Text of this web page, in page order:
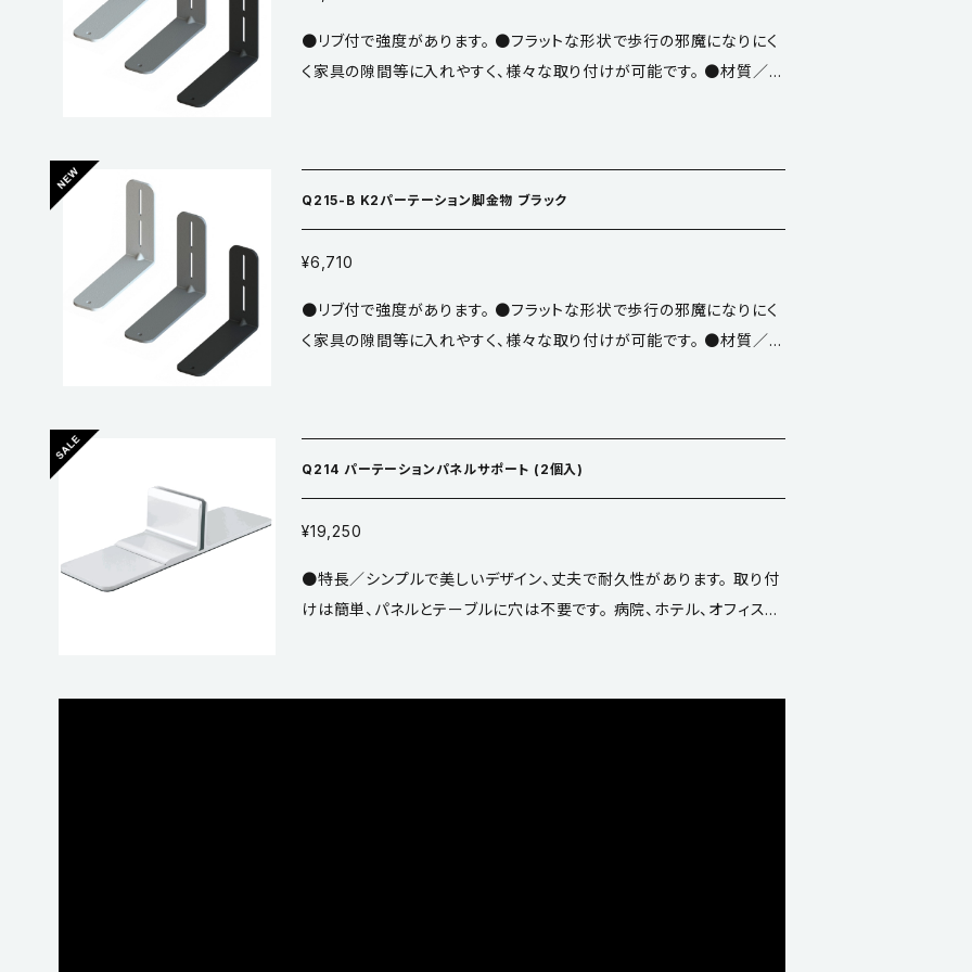
●リブ付で強度があります。 ●フラットな形状で歩行の邪魔になりにく
く家具の隙間等に入れやすく、様々な取り付けが可能です。 ●材質／鋼
Q215-B K2パーテーション脚金物 ブラック
¥6,710
●リブ付で強度があります。 ●フラットな形状で歩行の邪魔になりにく
く家具の隙間等に入れやすく、様々な取り付けが可能です。 ●材質／鋼
Q214 パーテーションパネルサポート (2個入)
¥19,250
●特長／シンプルで美しいデザイン、丈夫で耐久性があります。 取り付
けは簡単、パネルとテーブルに穴は不要です。 病院、ホテル、オフィス、
サイズ／幅1500x高さ1000x厚み8mm ●付属品／ 1mm のガスケッ